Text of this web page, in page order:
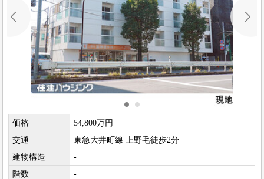
価格
54,800万円
交通
東急大井町線 上野毛徒歩2分
建物構造
-
階数
-